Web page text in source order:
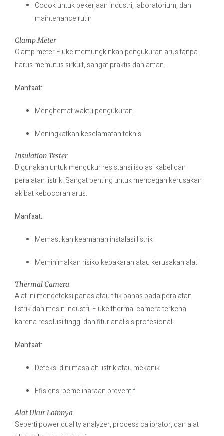
Cocok untuk pekerjaan industri, laboratorium, dan
maintenance rutin
Clamp Meter
Clamp meter Fluke memungkinkan pengukuran arus tanpa
harus memutus sirkuit, sangat praktis dan aman.
Manfaat:
Menghemat waktu pengukuran
Meningkatkan keselamatan teknisi
Insulation Tester
Digunakan untuk mengukur resistansi isolasi kabel dan
peralatan listrik. Sangat penting untuk mencegah kerusakan
akibat kebocoran arus.
Manfaat:
Memastikan keamanan instalasi listrik
Meminimalkan risiko kebakaran atau kerusakan alat
Thermal Camera
Alat ini mendeteksi panas atau titik panas pada peralatan
listrik dan mesin industri. Fluke thermal camera terkenal
karena resolusi tinggi dan fitur analisis profesional.
Manfaat:
Deteksi dini masalah listrik atau mekanik
Efisiensi pemeliharaan preventif
Alat Ukur Lainnya
Seperti power quality analyzer, process calibrator, dan alat